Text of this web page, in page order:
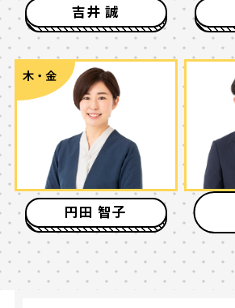
吉井 誠
円田 智子
木・金